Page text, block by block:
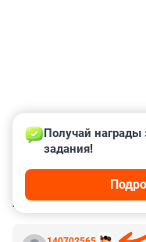
КОММЕНТАРИИ
Получай награды
задания!